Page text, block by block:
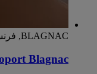
BLAGNAC, فرنسا
Blagnac